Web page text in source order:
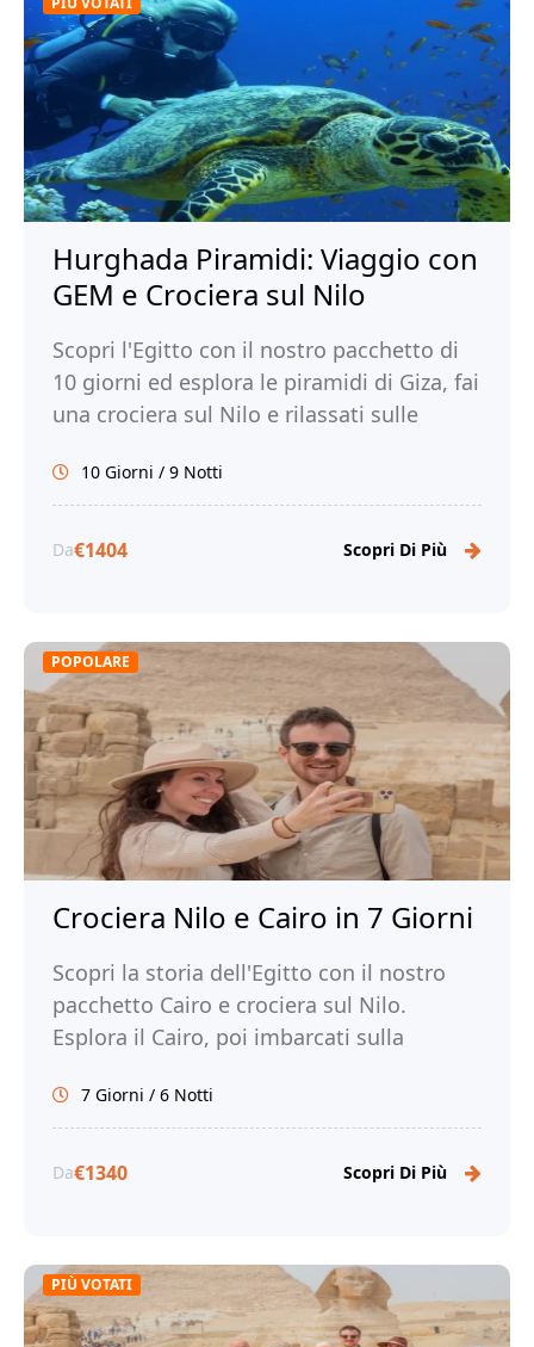
Hurghada Piramidi: Viaggio con
GEM e Crociera sul Nilo
Scopri l'Egitto con il nostro pacchetto di
10 giorni ed esplora le piramidi di Giza, fai
una crociera sul Nilo e rilassati sulle
10 Giorni / 9 Notti
Da€1404 Scopri Di Più
POPOLARE
Crociera Nilo e Cairo in 7 Giorni
Scopri la storia dell'Egitto con il nostro
pacchetto Cairo e crociera sul Nilo.
Esplora il Cairo, poi imbarcati sulla
7 Giorni / 6 Notti
Da€1340 Scopri Di Più
PIÙ VOTATI